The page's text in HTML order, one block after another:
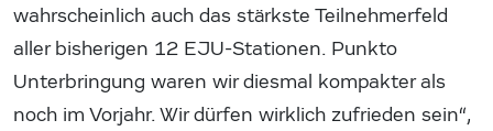
wahrscheinlich auch das stärkste Teilnehmerfeld
aller bisherigen 12 EJU-Stationen. Punkto
Unterbringung waren wir diesmal kompakter als
noch im Vorjahr. Wir dürfen wirklich zufrieden sein“,